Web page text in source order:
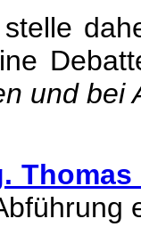
stelle
und bei